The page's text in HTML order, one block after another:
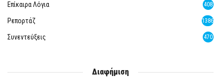
Επίκαιρα Λόγια 408
Ρεπορτάζ 1386
Συνεντεύξεις 470
Διαφήμιση